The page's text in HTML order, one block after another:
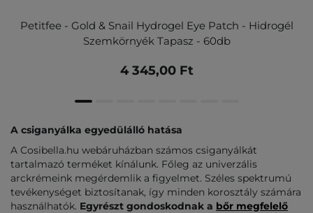
Petitfee - Gold & Snail Hydrogel Eye Patch - Hidrogél
Szemkörnyék Tapasz - 60db
4 345,00 Ft
A csiganyálka egyedülálló hatása
A Cosibella.hu webáruházban számos csiganyálkát
tartalmazó terméket kínálunk. Főleg az univerzális
arckrémeink megérdemlik a figyelmet. Széles spektrumú
tevékenységet biztosítanak, így minden korosztály számára
használhatók. Egyrészt gondoskodnak a bőr megfelelő